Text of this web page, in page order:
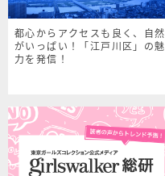
都心からアクセスも良く、自然
がいっぱい！「江戸川区」の魅
力を発信！